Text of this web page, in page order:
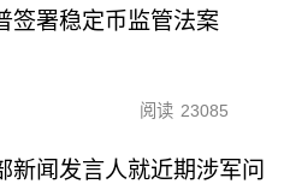
签署稳定币监管法案
阅读 23085
新闻发言人就近期涉军问